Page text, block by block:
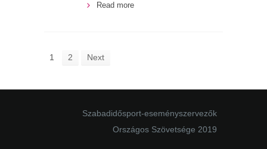
Read more
1 2 Next
Szabadidősport-eseményszervezők
Országos Szövetsége 2019